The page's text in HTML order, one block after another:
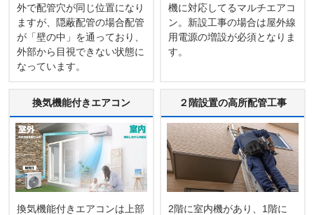
外で配管穴が同じ位置になり
ますが、隠蔽配管の場合配管
が「壁の中」を通っており、
外部から目視できない状態に
なっています。
機に対応してるマルチエアコ
ン。新設工事の場合は屋外線
用電源の増設が必須となりま
す。
換気機能付きエアコン
換気機能付きエアコンは上部
２階設置の高所配管工事
2階に室内機があり、1階に